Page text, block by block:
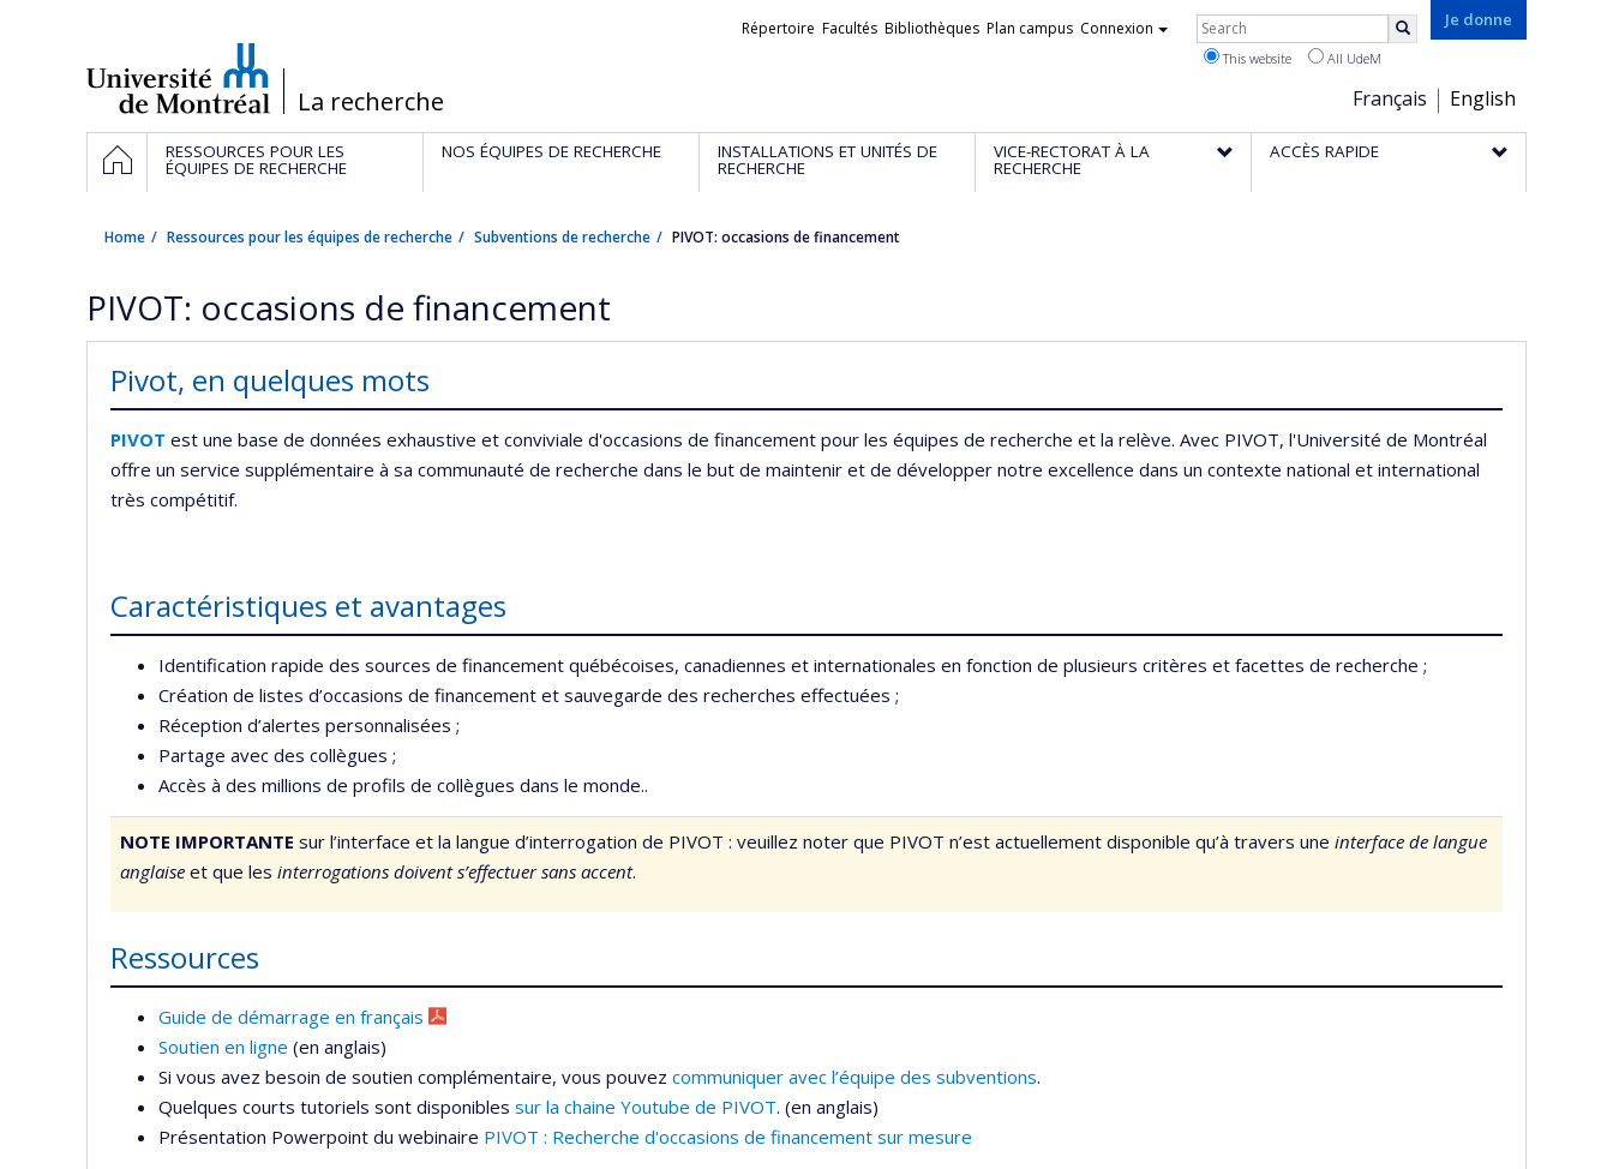
/La recherche
Je donne
Choix
de
la
Français English
Liens
Répertoire Facultés Bibliothèques Plan campus Connexion Rechercher
This website All UdeM
Navigation
principale
HOMERESSOURCES POUR LES
ÉQUIPES DE RECHERCHE
NOS ÉQUIPES DE RECHERCHE INSTALLATIONS ET UNITÉS DE
RECHERCHE
VICE-RECTORAT À LA
RECHERCHE
ACCÈS RAPIDE
Home Ressources pour les équipes de recherche Subventions de recherche PIVOT: occasions de financement
PIVOT: occasions de financement
Pivot, en quelques mots
PIVOT est une base de données exhaustive et conviviale d'occasions de financement pour les équipes de recherche et la relève. Avec PIVOT, l'Université de Montréal
offre un service supplémentaire à sa communauté de recherche dans le but de maintenir et de développer notre excellence dans un contexte national et international
très compétitif.
Caractéristiques et avantages
Identification rapide des sources de financement québécoises, canadiennes et internationales en fonction de plusieurs critères et facettes de recherche ;
Création de listes d’occasions de financement et sauvegarde des recherches effectuées ;
Réception d’alertes personnalisées ;
Partage avec des collègues ;
Accès à des millions de profils de collègues dans le monde..
NOTE IMPORTANTE sur l’interface et la langue d’interrogation de PIVOT : veuillez noter que PIVOT n’est actuellement disponible qu’à travers une interface de langue
anglaise et que les interrogations doivent s’effectuer sans accent.
Ressources
Guide de démarrage en français
Soutien en ligne (en anglais)
Si vous avez besoin de soutien complémentaire, vous pouvez communiquer avec l’équipe des subventions.
Quelques courts tutoriels sont disponibles sur la chaine Youtube de PIVOT. (en anglais)
Présentation Powerpoint du webinaire PIVOT : Recherche d'occasions de financement sur mesure